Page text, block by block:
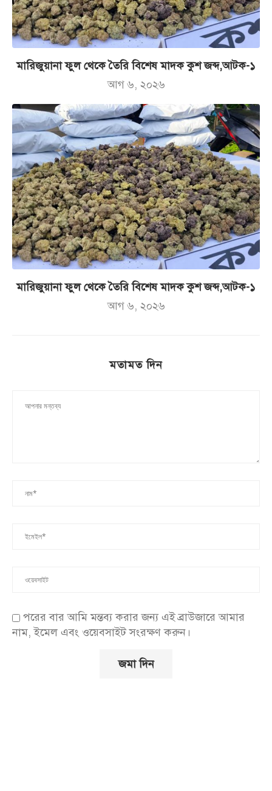
মারিজুয়ানা ফুল থেকে তৈরি বিশেষ মাদক কুশ জব্দ,আটক-১
আগ ৬, ২০২৬
মারিজুয়ানা ফুল থেকে তৈরি বিশেষ মাদক কুশ জব্দ,আটক-১
আগ ৬, ২০২৬
মতামত দিন
পরের বার আমি মন্তব্য করার জন্য এই ব্রাউজারে আমার
নাম, ইমেল এবং ওয়েবসাইট সংরক্ষণ করুন।